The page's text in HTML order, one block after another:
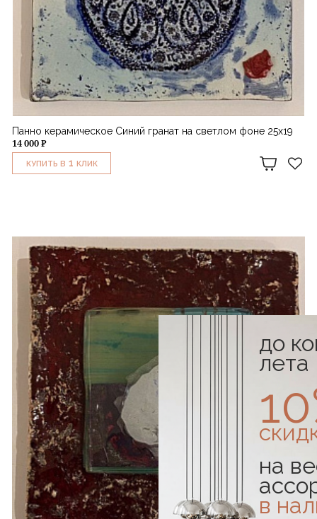
Панно керамическое Синий гранат на светлом фоне 25х19
14 000 ₽
КУПИТЬ В 1 КЛИК
до
лета
на
в